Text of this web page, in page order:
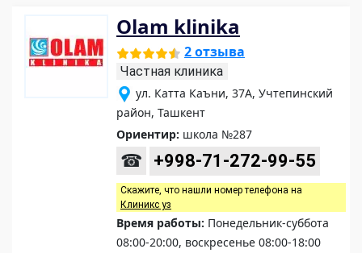
Olam klinika
2 отзыва
Частная клиника
ул. Катта Каъни, 37А, Учтепинский
район, Ташкент
Ориентир: школа №287
☎ +998-71-272-99-55
Скажите, что нашли номер телефона на
Клиникс уз
Время работы: Понедельник-суббота
08:00-20:00, воскресенье 08:00-18:00